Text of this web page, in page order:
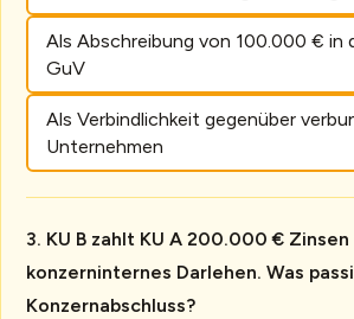
Als Abschreibung von 100.000 € in
GuV
Als Verbindlichkeit gegenüber
Unternehmen
KU B zahlt KU A 200.000 €
konzerninternes Darlehen. Was
Konzernabschluss?